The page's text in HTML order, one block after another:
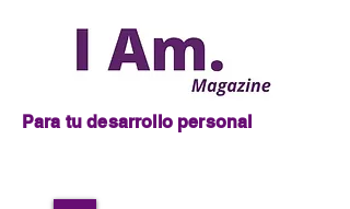
Para tu desarrollo personal